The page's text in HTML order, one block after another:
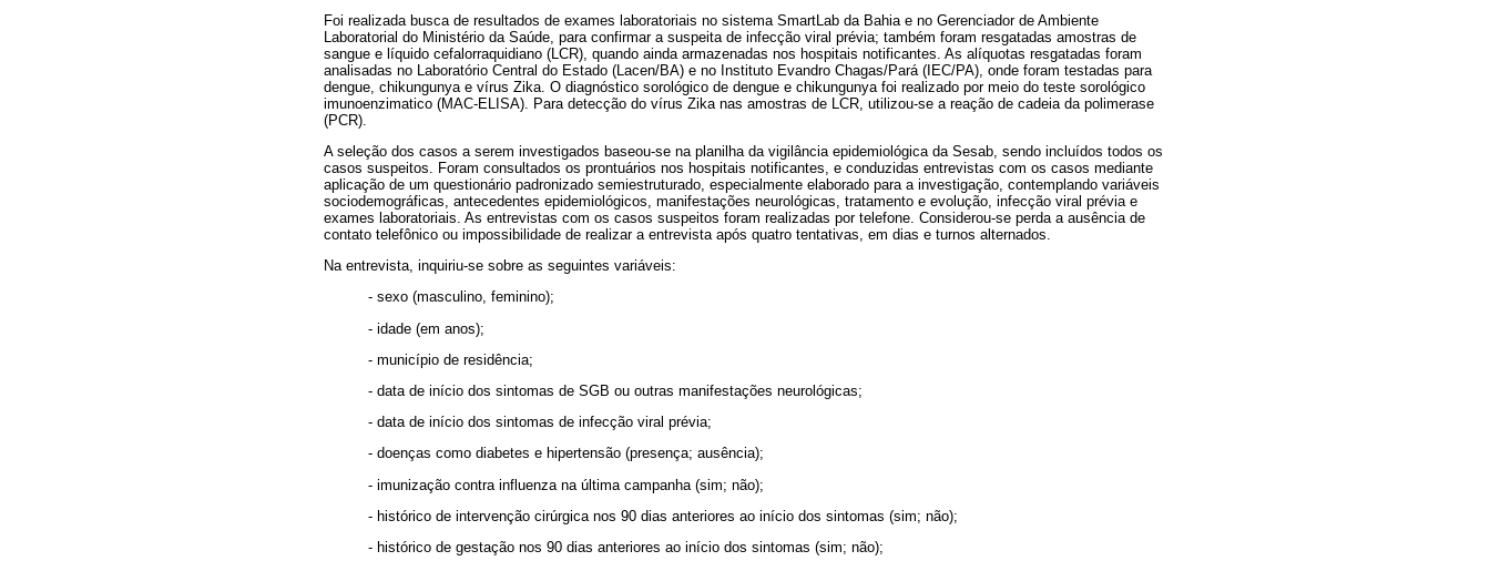
Foi realizada busca de resultados de exames laboratoriais no sistema SmartLab da Bahia e no Gerenciador de Ambiente
Laboratorial do Ministério da Saúde, para confirmar a suspeita de infecção viral prévia; também foram resgatadas amostras de
sangue e líquido cefalorraquidiano (LCR), quando ainda armazenadas nos hospitais notificantes. As alíquotas resgatadas foram
analisadas no Laboratório Central do Estado (Lacen/BA) e no Instituto Evandro Chagas/Pará (IEC/PA), onde foram testadas para
dengue, chikungunya e vírus Zika. O diagnóstico sorológico de dengue e chikungunya foi realizado por meio do teste sorológico
imunoenzimatico (MAC-ELISA). Para detecção do vírus Zika nas amostras de LCR, utilizou-se a reação de cadeia da polimerase
(PCR).
A seleção dos casos a serem investigados baseou-se na planilha da vigilância epidemiológica da Sesab, sendo incluídos todos os
casos suspeitos. Foram consultados os prontuários nos hospitais notificantes, e conduzidas entrevistas com os casos mediante
aplicação de um questionário padronizado semiestruturado, especialmente elaborado para a investigação, contemplando variáveis
sociodemográficas, antecedentes epidemiológicos, manifestações neurológicas, tratamento e evolução, infecção viral prévia e
exames laboratoriais. As entrevistas com os casos suspeitos foram realizadas por telefone. Considerou-se perda a ausência de
contato telefônico ou impossibilidade de realizar a entrevista após quatro tentativas, em dias e turnos alternados.
Na entrevista, inquiriu-se sobre as seguintes variáveis:
- sexo (masculino, feminino);
- idade (em anos);
- município de residência;
- data de início dos sintomas de SGB ou outras manifestações neurológicas;
- data de início dos sintomas de infecção viral prévia;
- doenças como diabetes e hipertensão (presença; ausência);
- imunização contra influenza na última campanha (sim; não);
- histórico de intervenção cirúrgica nos 90 dias anteriores ao início dos sintomas (sim; não);
- histórico de gestação nos 90 dias anteriores ao início dos sintomas (sim; não);